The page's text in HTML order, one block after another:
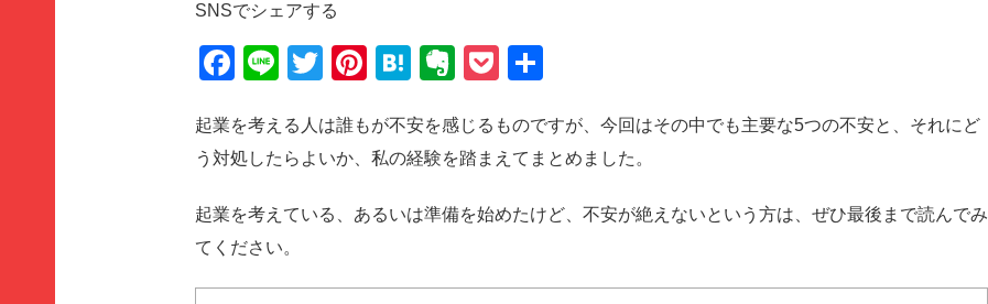
SNSでシェアする
Facebook
LineTwitterPinterest
Hatena
Evernote
Pocket
起業を考える人は誰もが不安を感じるものですが、今回はその中でも主要な5つの不安と、それにど
う対処したらよいか、私の経験を踏まえてまとめました。
起業を考えている、あるいは準備を始めたけど、不安が絶えないという方は、ぜひ最後まで読んでみ
てください。